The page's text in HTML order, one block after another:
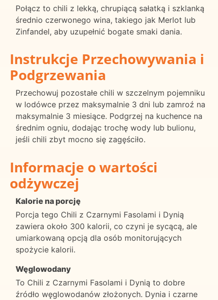
Połącz to chili z lekką, chrupiącą sałatką i szklanką
średnio czerwonego wina, takiego jak Merlot lub
Zinfandel, aby uzupełnić bogate smaki dania.
Instrukcje Przechowywania i
Podgrzewania
Przechowuj pozostałe chili w szczelnym pojemniku
w lodówce przez maksymalnie 3 dni lub zamroź na
maksymalnie 3 miesiące. Podgrzej na kuchence na
średnim ogniu, dodając trochę wody lub bulionu,
jeśli chili zbyt mocno się zagęściło.
Informacje o wartości
odżywczej
Kalorie na porcję
Porcja tego Chili z Czarnymi Fasolami i Dynią
zawiera około 300 kalorii, co czyni je sycącą, ale
umiarkowaną opcją dla osób monitorujących
spożycie kalorii.
Węglowodany
To Chili z Czarnymi Fasolami i Dynią to dobre
źródło węglowodanów złożonych. Dynia i czarne